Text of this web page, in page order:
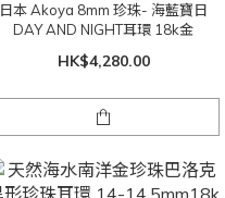
日本 Akoya 8mm 珍珠- 海藍寶日
DAY AND NIGHT耳環 18k金
HK$4,280.00